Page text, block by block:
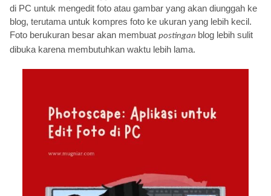
di PC untuk mengedit foto atau gambar yang akan diunggah ke
blog, terutama untuk kompres foto ke ukuran yang lebih kecil.
Foto berukuran besar akan membuat postingan blog lebih sulit
dibuka karena membutuhkan waktu lebih lama.